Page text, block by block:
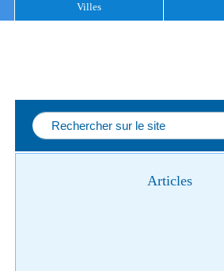
Villes
Articles